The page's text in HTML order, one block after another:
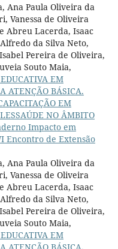
Ana Paula Oliveira da
Vanessa de Oliveira
Abreu Lacerda, Isaac
da Silva Neto,
Pereira de Oliveira,
Souto Maia,
EM
ATENÇÃO BÁSICA.
EM
NO ÂMBITO
Impacto em
Encontro de Extensão
Ana Paula Oliveira da
Vanessa de Oliveira
Abreu Lacerda, Isaac
da Silva Neto,
Pereira de Oliveira,
Souto Maia,
EM